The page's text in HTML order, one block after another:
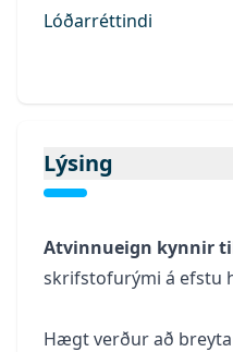
Lóðarréttindi
Lýsing
Atvinnueign kynnir
skrifstofurými á efstu
Hægt verður að